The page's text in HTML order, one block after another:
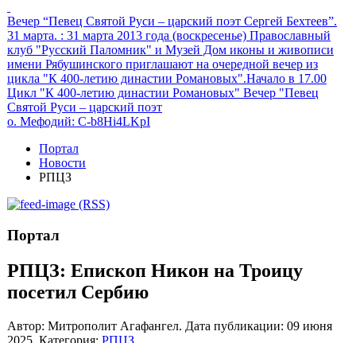
Вечер “Певец Святой Руси – царский поэт Сергей Бехтеев”.
31 марта. : 31 марта 2013 года (воскресенье) Православный
клуб "Русский Паломник" и Музей Дом иконы и живописи
имени Рябушинского приглашают на очередной вечер из
цикла "К 400-летию династии Романовых".Начало в 17.00
Цикл "К 400-летию династии Романовых" Вечер "Певец
Святой Руси – царский поэт
о. Мефодий: C-b8Hi4LKpI
Портал
Новости
РПЦЗ
(RSS)
Портал
РПЦЗ: Епископ Никон на Троицу
посетил Сербию
Автор: Митрополит Агафангел. Дата публикации: 09 июня
2025. Категория: РПЦЗ.